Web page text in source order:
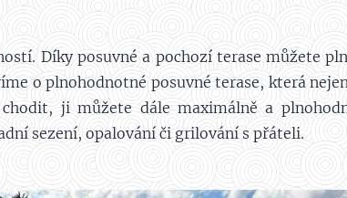
Díky posuvné a pochozí terase můžete
o plnohodnotné posuvné terase, která
ji můžete dále maximálně a
sezení, opalování či grilování s přáteli.